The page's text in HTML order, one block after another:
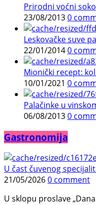
Prirodni voćni
23/08/20130
Leskovačke suve
22/01/20140
Mionički recept:
10/01/2021 0
Palačinke u
06/08/20130
Gastronomija
U čast čuvenog
21/05/20260 comment
U sklopu proslave